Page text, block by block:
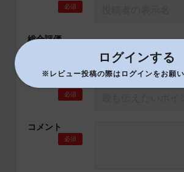
必須
総合評価
タイトル
必須
コメント
必須
ログインする
※レビュー投稿の際はログインをお願